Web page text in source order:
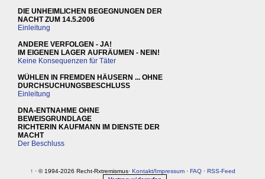
DIE UNHEIMLICHEN BEGEGNUNGEN DER
NACHT ZUM 14.5.2006
Einleitung
ANDERE VERFOLGEN - JA!
IM EIGENEN LAGER AUFRÄUMEN - NEIN!
Keine Konsequenzen für Täter
WÜHLEN IN FREMDEN HÄUSERN ... OHNE
DURCHSUCHUNGSBESCHLUSS
Einleitung
DNA-ENTNAHME OHNE
BEWEISGRUNDLAGE
RICHTERIN KAUFMANN IM DIENSTE DER
MACHT
Der Beschluss
↑ · © 1994-2026 Recht-Rxtremismus· Kontakt/Impressum· FAQ· RSS-Feed